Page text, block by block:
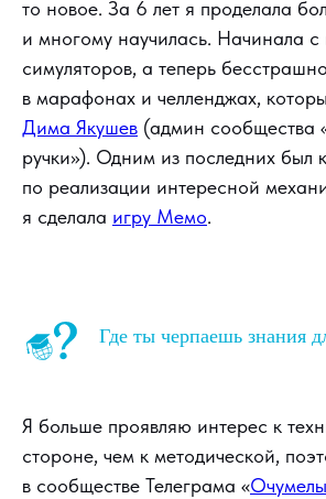
то новое. За 6 лет я проделала
и многому научилась. Начинала с
симуляторов, а теперь
в марафонах и челленджах,
Дима Якушев (админ сообщества
ручки»). Одним из последних был
по реализации интересной
я сделала игру Мемо.
Где ты черпаешь знания
Я больше проявляю интерес к
стороне, чем к методической,
в сообществе Телеграма «